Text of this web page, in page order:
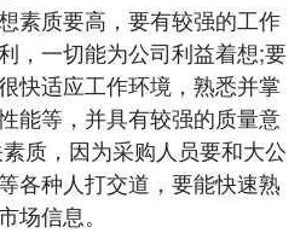
质要高，要有较强的工作
，一切能为公司利益着想;要
快适应工作环境，熟悉并掌
能等，并具有较强的质量意
质，因为采购人员要和大公
各种人打交道，要能快速熟
场信息。